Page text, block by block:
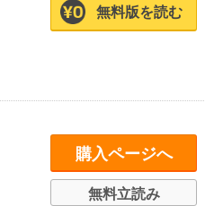
無料版を読む
購入ページへ
無料立読み